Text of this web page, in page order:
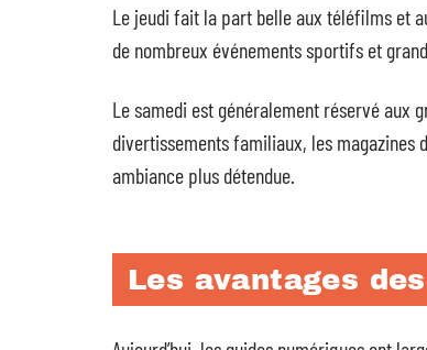
Le jeudi fait la part belle aux téléfilms et
de nombreux événements sportifs et
Le samedi est généralement réservé aux
divertissements familiaux, les magazines
ambiance plus détendue.
Les avantages